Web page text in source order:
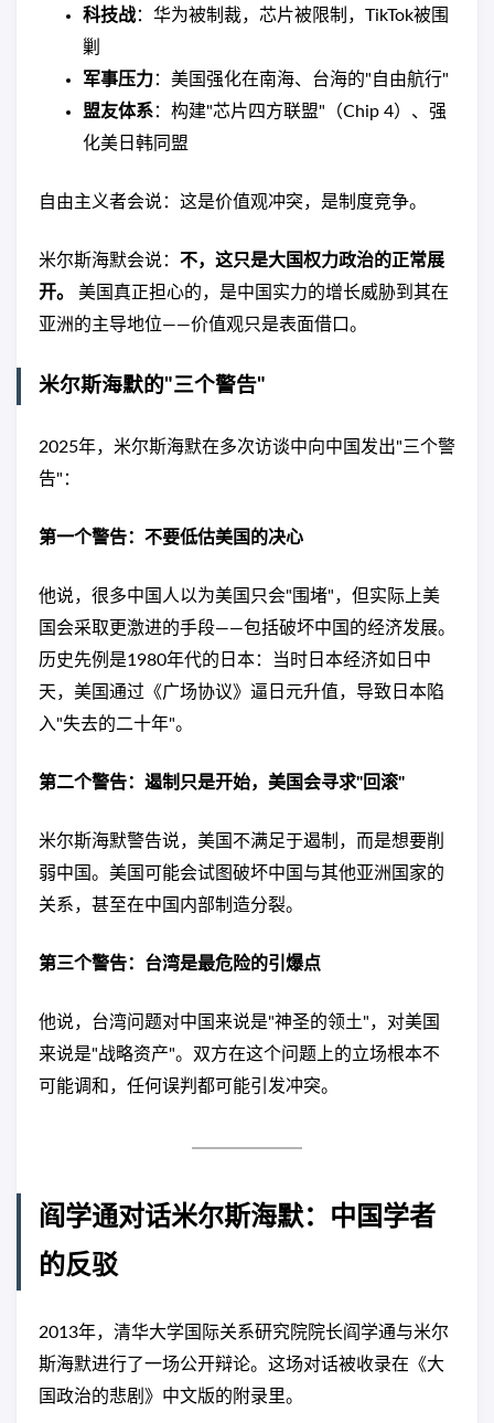
科技战：华为被制裁，芯片被限制，TikTok被围
剿
军事压力：美国强化在南海、台海的"自由航行"
盟友体系：构建"芯片四方联盟"（Chip 4）、强
化美日韩同盟
自由主义者会说：这是价值观冲突，是制度竞争。
米尔斯海默会说： 不，这只是大国权力政治的正常展
开。
美国真正担心的，是中国实力的增长威胁到其在
亚洲的主导地位——价值观只是表面借口。
米尔斯海默的"三个警告"
2025年，米尔斯海默在多次访谈中向中国发出"三个警
告"：
第一个警告：不要低估美国的决心
他说，很多中国人以为美国只会"围堵"，但实际上美
国会采取更激进的手段——包括破坏中国的经济发展。
历史先例是1980年代的日本：当时日本经济如日中
天，美国通过《广场协议》逼日元升值，导致日本陷
入"失去的二十年"。
第二个警告：遏制只是开始，美国会寻求"回滚"
米尔斯海默警告说，美国不满足于遏制，而是想要削
弱中国。美国可能会试图破坏中国与其他亚洲国家的
关系，甚至在中国内部制造分裂。
第三个警告：台湾是最危险的引爆点
他说，台湾问题对中国来说是"神圣的领土"，对美国
来说是"战略资产"。双方在这个问题上的立场根本不
可能调和，任何误判都可能引发冲突。
阎学通对话米尔斯海默：中国学者
的反驳
2013年，清华大学国际关系研究院院长阎学通与米尔
斯海默进行了一场公开辩论。这场对话被收录在《大
国政治的悲剧》中文版的附录里。